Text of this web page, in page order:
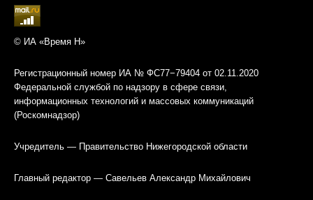
© ИА «Время Н»
Регистрационный номер ИА № ФС77−79404 от 02.11.2020
Федеральной службой по надзору в сфере связи,
информационных технологий и массовых коммуникаций
(Роскомнадзор)
Учредитель — Правительство Нижегородской области
Главный редактор — Савельев Александр Михайлович